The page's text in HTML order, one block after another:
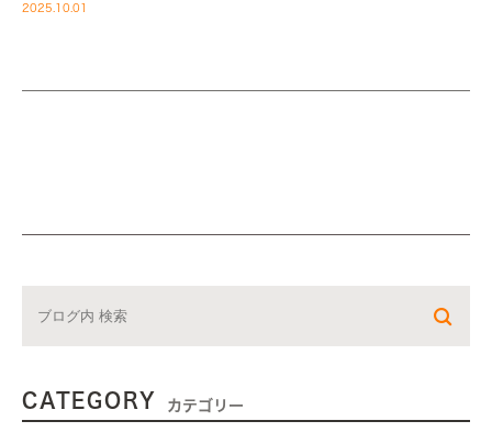
2025.10.01
CATEGORY カテゴリー